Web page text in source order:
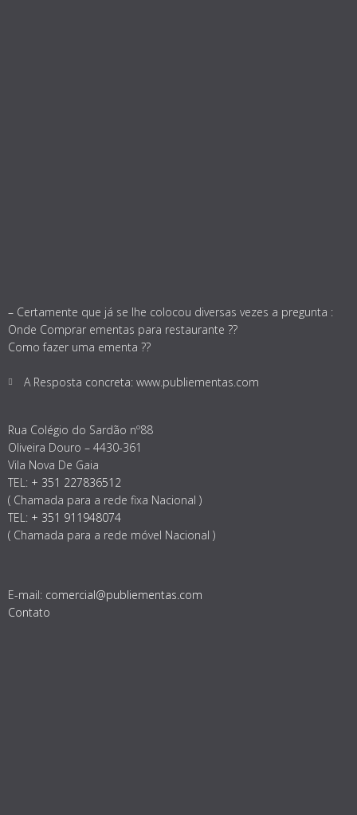
– Certamente que já se lhe colocou diversas vezes a pregunta :
Onde Comprar ementas para restaurante ??
Como fazer uma ementa ??
A Resposta concreta: www.publiementas.com
Rua Colégio do Sardão nº88
Oliveira Douro – 4430-361
Vila Nova De Gaia
TEL: + 351 227836512
( Chamada para a rede fixa Nacional )
TEL: + 351 911948074
( Chamada para a rede móvel Nacional )
E-mail: comercial@publiementas.com
Contato